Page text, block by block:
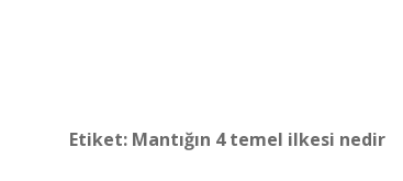
Etiket: Mantığın 4 temel ilkesi nedir